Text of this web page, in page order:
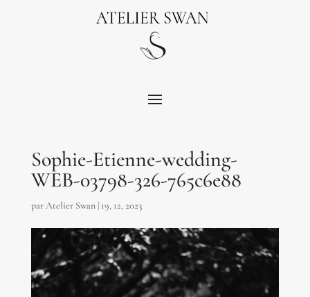
Sophie-Etienne-wedding-
WEB-03798-326-765c6e88
parAtelier Swan| 19, 12, 2023